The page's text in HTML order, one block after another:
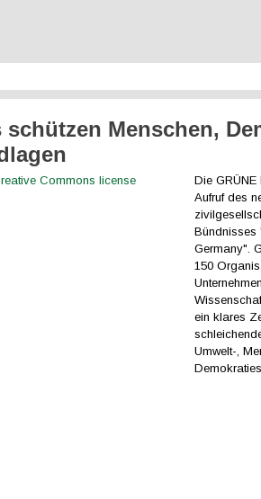
schützen Menschen,
Die GRÜNE
Aufruf des
Bündnisses
Germany".
150
ein klares
Umwelt-,